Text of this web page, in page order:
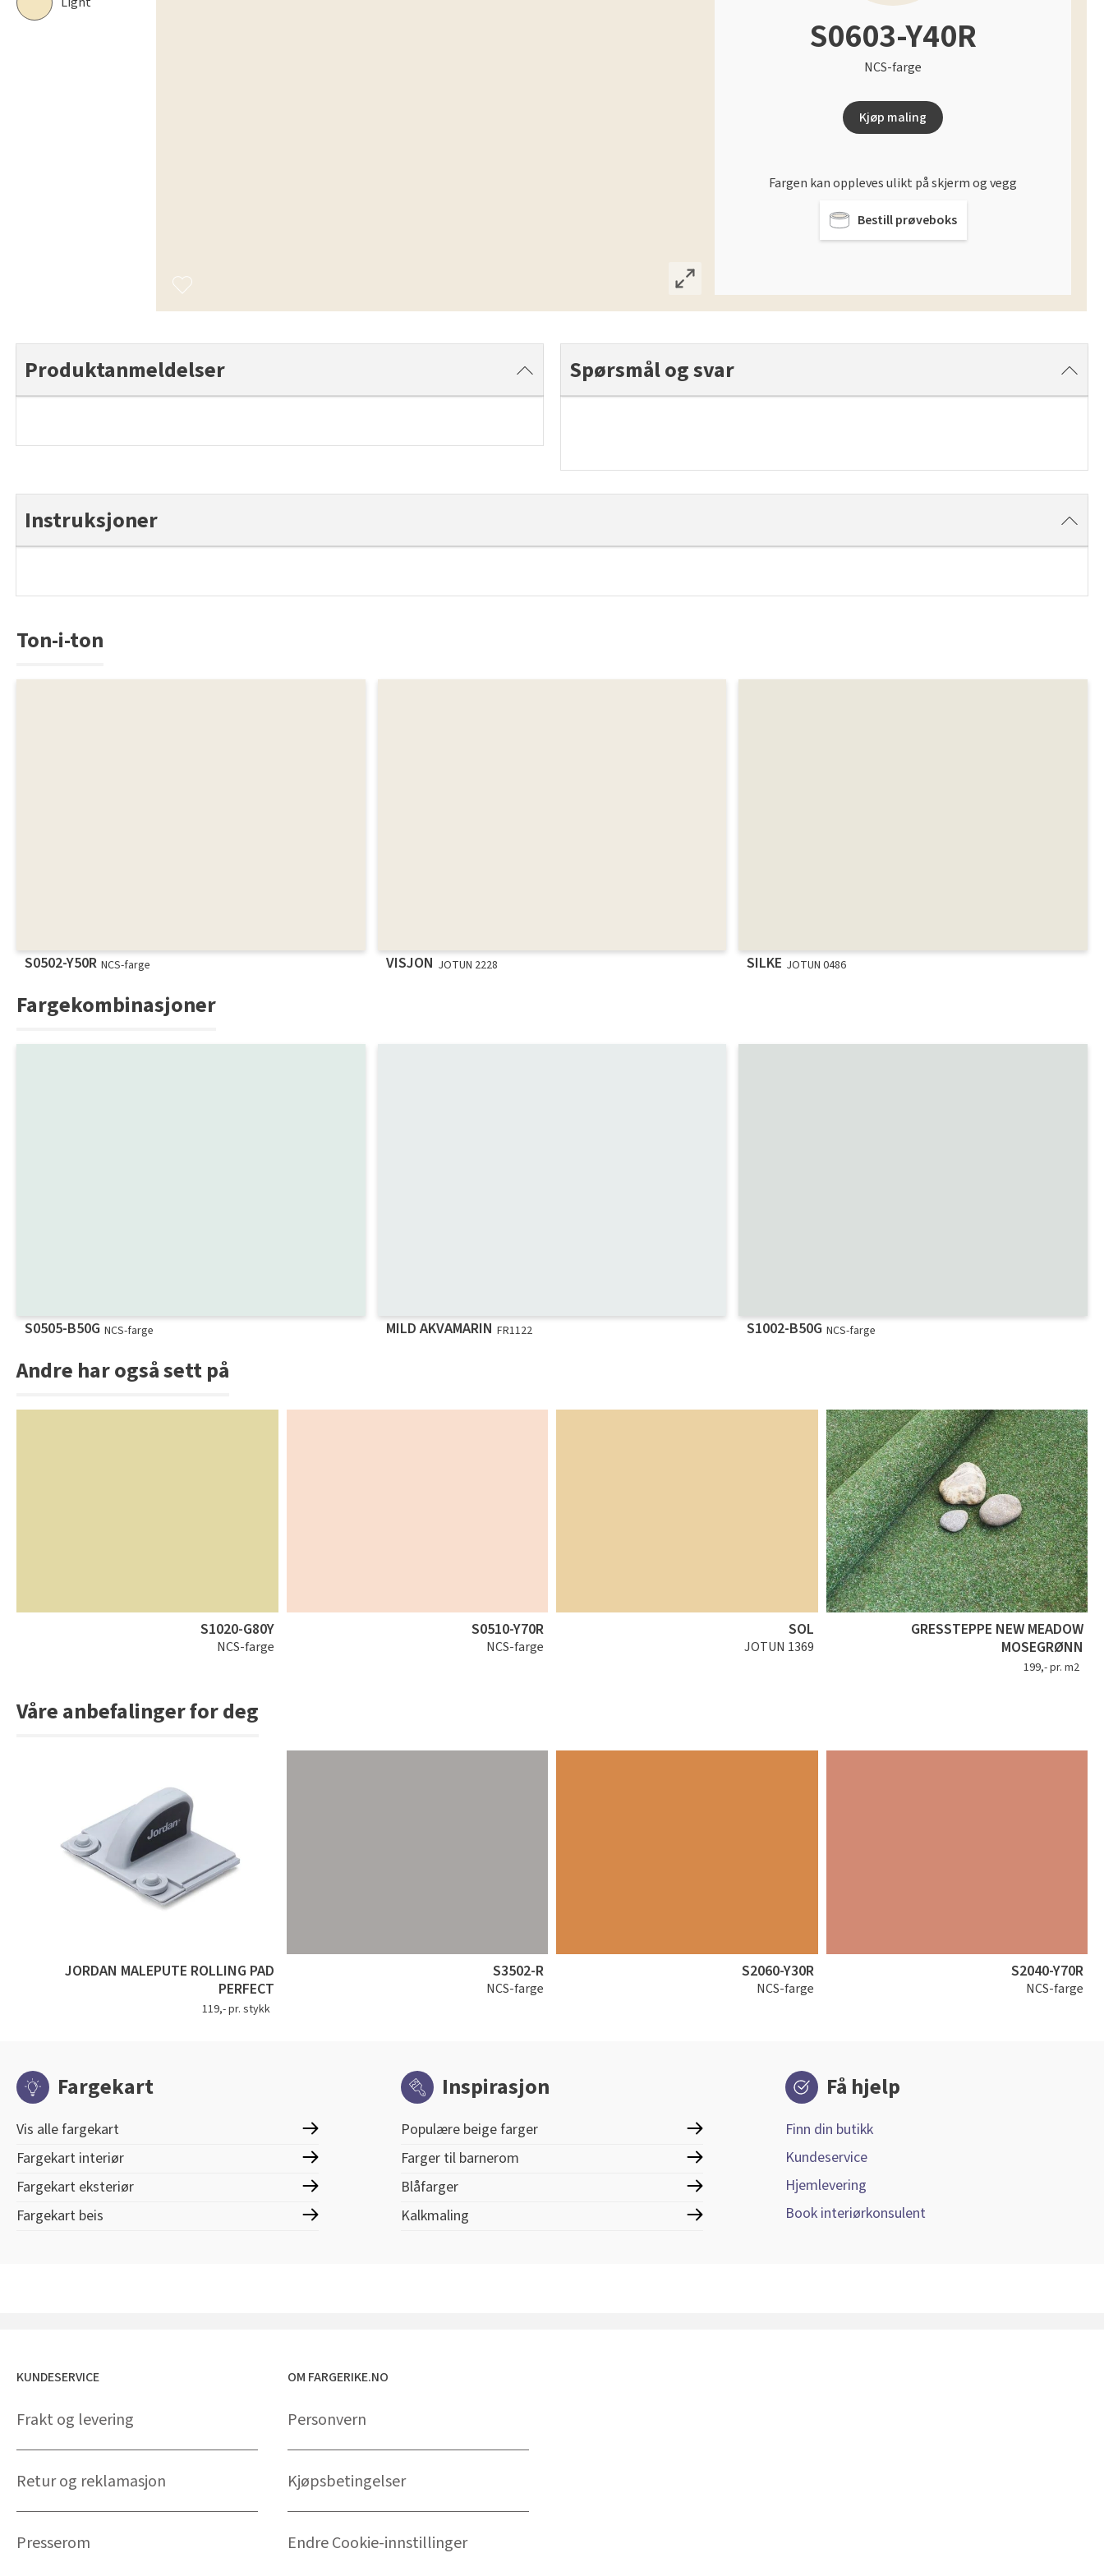
S0603-Y40R
NCS-farge
Kjøp maling
Fargen kan oppleves ulikt på skjerm og vegg
Bestill prøveboks
Produktanmeldelser Spørsmål og svar
Instruksjoner
Ton-i-ton
S0502-Y50R NCS-farge VISJON JOTUN 2228 SILKE JOTUN 0486
Fargekombinasjoner
S0505-B50G NCS-farge MILD AKVAMARIN FR1122 S1002-B50G NCS-farge
Andre har også sett på
S1020-G80Y
NCS-farge
S0510-Y70R
NCS-farge
SOL
JOTUN 1369
GRESSTEPPE NEW MEADOW
MOSEGRØNN
199,- pr. m2
Våre anbefalinger for deg
JORDAN MALEPUTE ROLLING PAD
PERFECT
119,- pr. stykk
S3502-R
NCS-farge
S2060-Y30R
NCS-farge
S2040-Y70R
NCS-farge
Fargekart
Vis alle fargekart
Fargekart interiør
Fargekart eksteriør
Fargekart beis
Inspirasjon
Populære beige farger
Farger til barnerom
Blåfarger
Kalkmaling
Få hjelp
Finn din butikk
Kundeservice
Hjemlevering
Book interiørkonsulent
KUNDESERVICE
Frakt og levering
Retur og reklamasjon
Presserom
OM FARGERIKE.NO
Personvern
Kjøpsbetingelser
Endre Cookie-innstillinger